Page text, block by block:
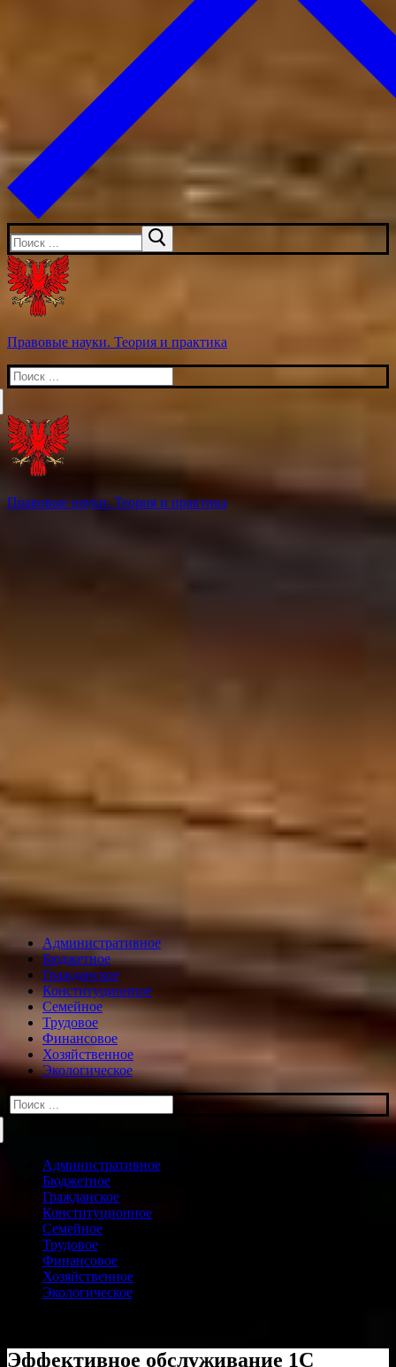
Искать:
Правовые науки. Теория и практика
Искать:
Правовые науки. Теория и практика
Административное
Бюджетное
Гражданское
Конституционное
Семейное
Трудовое
Финансовое
Хозяйственное
Экологическое
Искать:
Административное
Бюджетное
Гражданское
Конституционное
Семейное
Трудовое
Финансовое
Хозяйственное
Экологическое
Эффективное обслуживание 1С